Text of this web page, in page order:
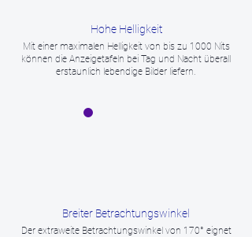
Hohe Helligkeit
Mit einer maximalen Helligkeit von bis zu 1000 Nits
können die Anzeigetafeln bei Tag und Nacht überall
erstaunlich lebendige Bilder liefern.
Breiter Betrachtungswinkel
Der extraweite Betrachtungswinkel von 170° eignet